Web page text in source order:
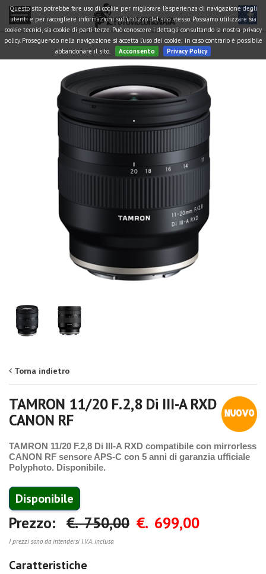
Questo sito potrebbe fare uso di cookie per migliorare l'esperienza di navigazione degli
utenti e per raccogliere informazioni sull'utilizzo del sito stesso. Possiamo utilizzare sia
cookie tecnici, sia cookie di parti terze. Può conoscere i dettagli consultando la nostra privacy
policy. Proseguendo nella navigazione si accetta l'uso dei cookie; in caso contrario è possibile
abbandonare il sito.
Acconsento Privacy Policy
Torna indietro
TAMRON 11/20 F.2,8 Di III-A RXD
CANON RF
TAMRON 11/20 F.2,8 Di III-A RXD compatibile con mirrorless
CANON RF sensore APS-C con 5 anni di garanzia ufficiale
Polyphoto. Disponibile.
Disponibile
Prezzo: €. 750,00 €. 699,00
I prezzi sono da intendersi I.V.A. inclusa
Caratteristiche